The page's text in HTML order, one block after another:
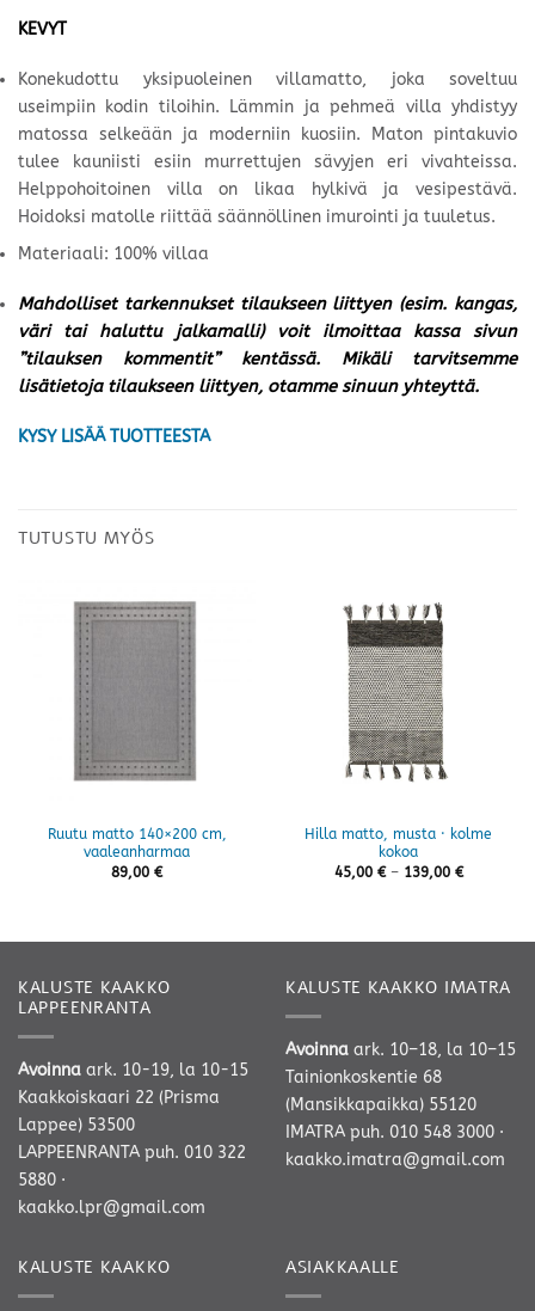
KEVYT
Konekudottu yksipuoleinen villamatto, joka soveltuu
useimpiin kodin tiloihin. Lämmin ja pehmeä villa yhdistyy
matossa selkeään ja moderniin kuosiin. Maton pintakuvio
tulee kauniisti esiin murrettujen sävyjen eri vivahteissa.
Helppohoitoinen villa on likaa hylkivä ja vesipestävä.
Hoidoksi matolle riittää säännöllinen imurointi ja tuuletus.
Materiaali: 100% villaa
Mahdolliset tarkennukset tilaukseen liittyen (esim. kangas,
väri tai haluttu jalkamalli) voit ilmoittaa kassa sivun
”tilauksen kommentit” kentässä. Mikäli tarvitsemme
lisätietoja tilaukseen liittyen, otamme sinuun yhteyttä.
KYSY LISÄÄ TUOTTEESTA
TUTUSTU MYÖS
Ruutu matto 140×200 cm,
vaaleanharmaa
89,00 €
Hilla matto, musta · kolme
kokoa
45,00 € – 139,00 €
KALUSTE KAAKKO
LAPPEENRANTA
Avoinna ark. 10-19, la 10-15
Kaakkoiskaari 22 (Prisma
Lappee) 53500
LAPPEENRANTA puh. 010 322
5880 ·
kaakko.lpr@gmail.com
KALUSTE KAAKKO IMATRA
Avoinna ark. 10–18, la 10–15
Tainionkoskentie 68
(Mansikkapaikka) 55120
IMATRA puh. 010 548 3000 ·
kaakko.imatra@gmail.com
KALUSTE KAAKKO ASIAKKAALLE